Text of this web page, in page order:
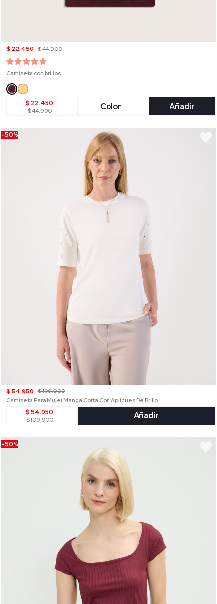
$ 22.450 $ 44.900
Camiseta con brillos
$ 22.450
$ 44.900 Color Añadir
-50%
$ 54.950 $ 109.900
Camiseta Para Mujer Manga Corta Con Apliques De Brillo
$ 54.950
$ 109.900 Añadir
-50%